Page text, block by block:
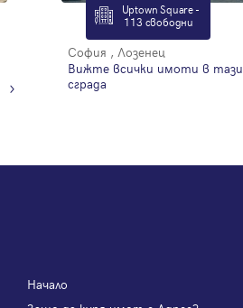
Uptown Square -
113 свободни
София , Лозенец
Вижте всички имоти в тази
сграда
Начало